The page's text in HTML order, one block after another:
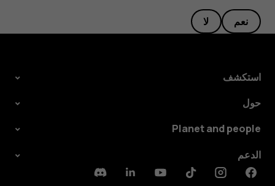
نعم لا
استكشف
حول
Planet and people
الدعم
Facebook
Instagram
Tiktok
Youtube
Linkedin
Discord